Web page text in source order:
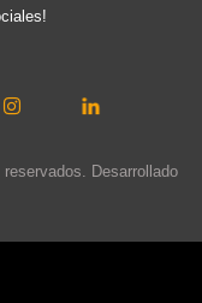
Desarrollado